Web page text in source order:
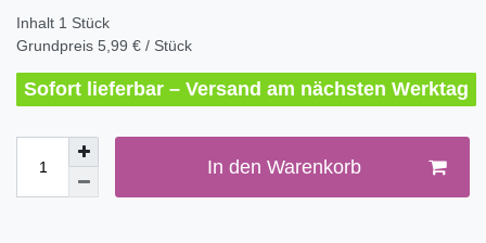
Inhalt 1 Stück
Grundpreis 5,99 € / Stück
Sofort lieferbar – Versand am nächsten Werktag
In den Warenkorb